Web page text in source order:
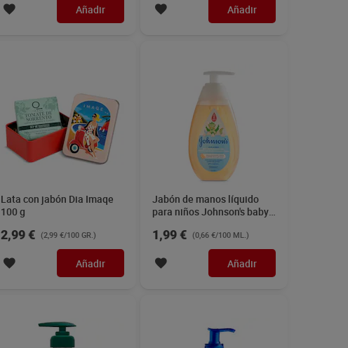
Añadir Añadir
Lata con jabón Dia Imaqe
100 g
2,99 € (2,99 €/100 GR.)
Añadir
Jabón de manos líquido
para niños Johnson's baby
1,99 € (0,66 €/100 ML.)
Añadir